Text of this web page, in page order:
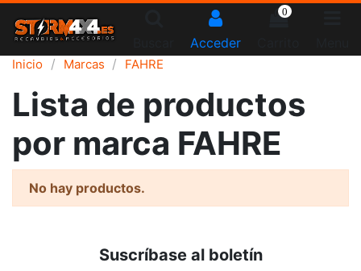
Acceder
0
Inicio Marcas FAHRE
Lista de productos
por marca FAHRE
No hay productos.
Suscríbase al boletín